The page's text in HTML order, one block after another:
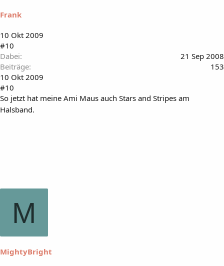
Frank
10 Okt 2009
#10
Dabei
21 Sep 2008
Beiträge
153
10 Okt 2009
#10
So jetzt hat meine Ami Maus auch Stars and Stripes am
Halsband.
M
MightyBright